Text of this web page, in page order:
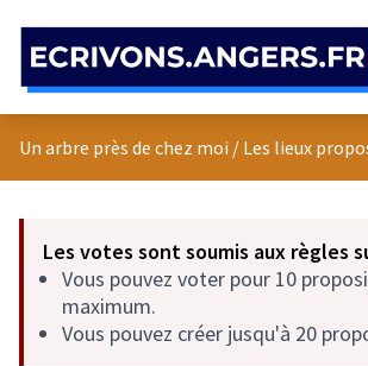
Un arbre près de chez moi / Les lieux
Les votes sont soumis aux règles
Vous pouvez voter pour 10
maximum.
Vous pouvez créer jusqu'à 20